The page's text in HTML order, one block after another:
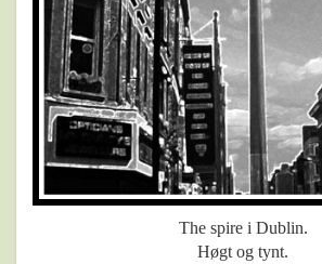
The spire i Dublin.
Høgt og tynt.